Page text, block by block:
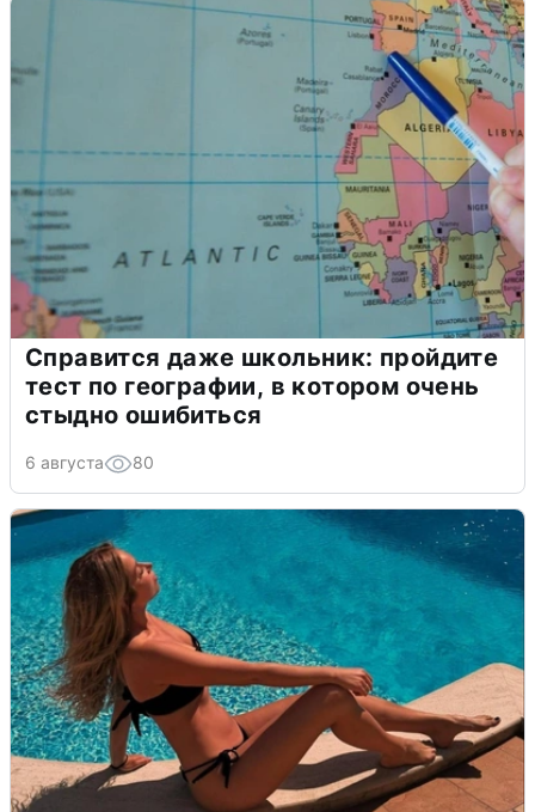
Справится даже школьник: пройдите
тест по географии, в котором очень
стыдно ошибиться
6 августа 80